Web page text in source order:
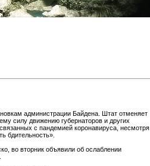
администрации Байдена. Штат отменяет
силу движению губернаторов и других
с пандемией коронавируса, несмотря
бдительность».
во вторник объявили об ослаблении